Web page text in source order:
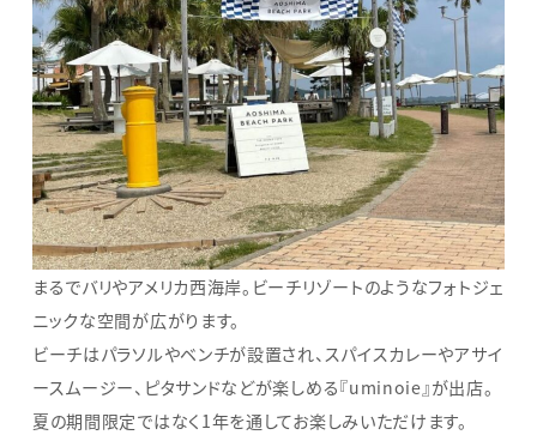
まるでバリやアメリカ西海岸。ビーチリゾートのようなフォトジェ
ニックな空間が広がります。
ビーチはパラソルやベンチが設置され、スパイスカレーやアサイ
ースムージー、ピタサンドなどが楽しめる『uminoie』が出店。
夏の期間限定ではなく1年を通してお楽しみいただけます。